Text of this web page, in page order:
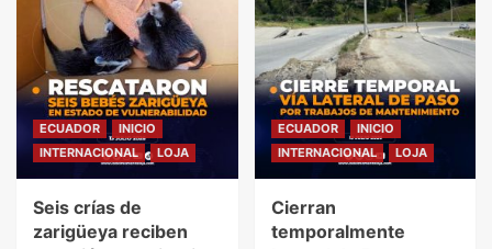
ECUADOR
INICIO
INTERNACIONAL
LOJA
Seis crías de
zarigüeya reciben
ECUADOR
INICIO
INTERNACIONAL
LOJA
Cierran
temporalmente